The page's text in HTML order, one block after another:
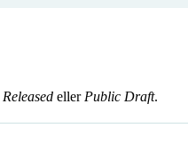
Released eller Public Draft.